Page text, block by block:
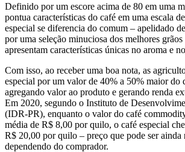
Definido por um escore acima de 80 em uma
pontua características do café em uma escala
especial se diferencia do comum – apelidado
por uma seleção minuciosa dos melhores
apresentam características únicas no aroma e
Com isso, ao receber uma boa nota, as
especial por um valor de 40% a 50% maior do
agregando valor ao produto e gerando renda
Em 2020, segundo o Instituto de
(IDR-PR), enquanto o valor do café
média de R$ 8,00 por quilo, o café especial
R$ 20,00 por quilo – preço que pode ser ainda
dependendo do comprador.